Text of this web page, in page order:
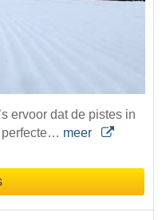
ervoor dat de pistes in
perfecte… meer